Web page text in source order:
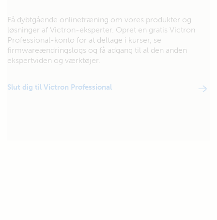
Få dybtgående onlinetræning om vores produkter og
løsninger af Victron-eksperter. Opret en gratis Victron
Professional-konto for at deltage i kurser, se
firmwareændringslogs og få adgang til al den anden
ekspertviden og værktøjer.
Slut dig til Victron Professional